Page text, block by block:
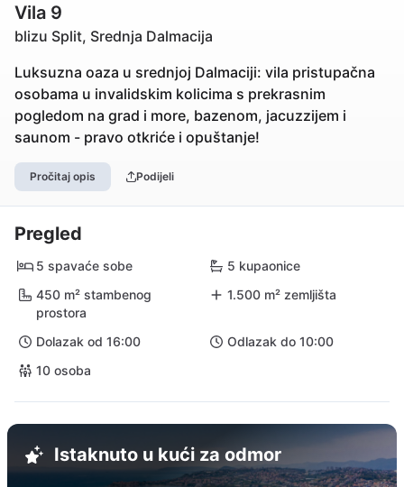
Vila 9
blizu Split, Srednja Dalmacija
Luksuzna oaza u srednjoj Dalmaciji: vila pristupačna
osobama u invalidskim kolicima s prekrasnim
pogledom na grad i more, bazenom, jacuzzijem i
saunom - pravo otkriće i opuštanje!
Pročitaj opis Podijeli
Pregled
5 spavaće sobe
5 kupaonice
450 m² stambenog
prostora
1.500 m² zemljišta
Dolazak od 16:00
Odlazak do 10:00
10 osoba
Istaknuto u kući za odmor